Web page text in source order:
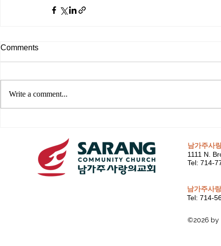
Comments
Write a comment...
남가주사
1111 N.
Tel: 714-
남가주사
Tel: 714-
©2026 by